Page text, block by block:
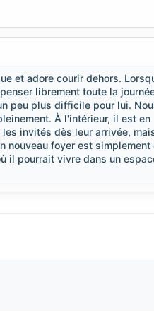
et adore courir dehors.
librement toute la
peu plus difficile pour lui.
À l'intérieur, il est en
invités dès leur arrivée,
nouveau foyer est simplement
il pourrait vivre dans un